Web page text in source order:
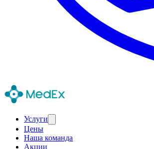
Услуги
Цены
Наша команда
Акции